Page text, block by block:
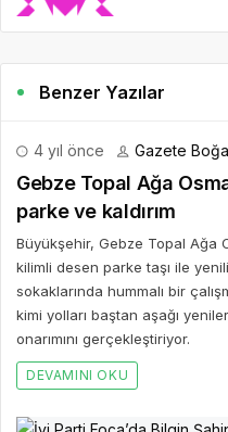
Benzer Yazılar
4 yıl önce Gazete
Gebze Topal Ağa
parke ve kaldırım
Büyükşehir, Gebze Topal Ağa
kilimli desen parke taşı ile
sokaklarında hummalı bir
kimi yolları baştan aşağı
onarımını gerçekleştiriyor.
DEVAMINI OKU